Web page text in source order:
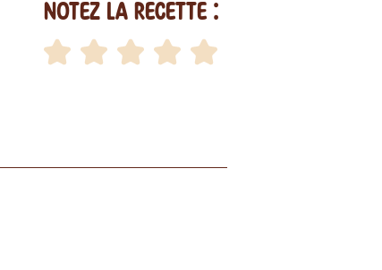
Notez la recette :